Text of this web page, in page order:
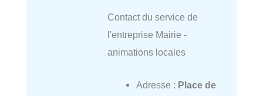
Contact du service de
l'entreprise Mairie -
animations locales
Adresse : Place de